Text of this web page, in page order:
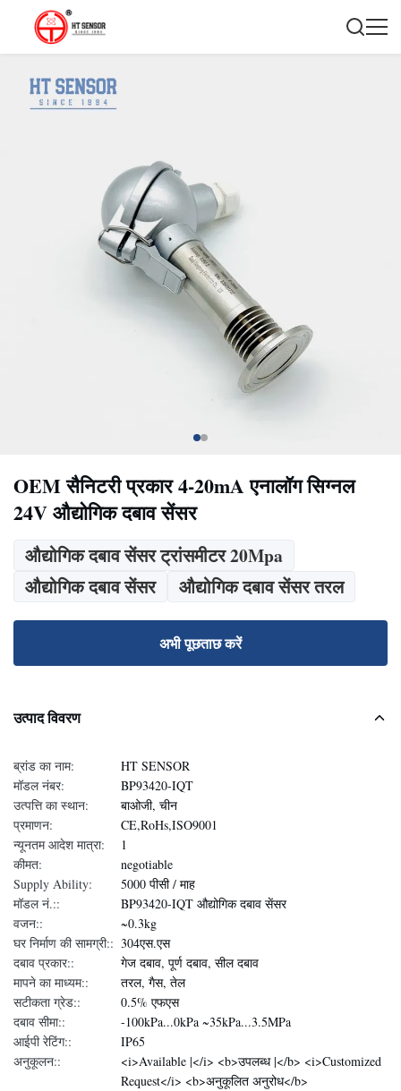
OEM सैनिटरी प्रकार 4-20mA एनालॉग सिग्नल
24V औद्योगिक दबाव सेंसर
औद्योगिक दबाव सेंसर ट्रांसमीटर 20Mpa
औद्योगिक दबाव सेंसर
औद्योगिक दबाव सेंसर तरल
अभी पूछताछ करें
उत्पाद विवरण
ब्रांड का नाम:
HT SENSOR
मॉडल नंबर:
BP93420-IQT
उत्पत्ति का स्थान:
बाओजी, चीन
प्रमाणन:
CE,RoHs,ISO9001
न्यूनतम आदेश मात्रा:
1
कीमत:
negotiable
Supply Ability:
5000 पीसी / माह
मॉडल नं.::
BP93420-IQT औद्योगिक दबाव सेंसर
वजन::
~0.3kg
घर निर्माण की सामग्री:: 304एस.एस
दबाव प्रकार::
गेज दबाव, पूर्ण दबाव, सील दबाव
मापने का माध्यम::
तरल, गैस, तेल
सटीकता ग्रेड::
0.5% एफएस
दबाव सीमा::
-100kPa...0kPa ~35kPa...3.5MPa
आईपी रेटिंग::
IP65
अनुकूलन::
<i>Available |</i> <b>उपलब्ध |</b> <i>Customized
Request</i> <b>अनुकूलित अनुरोध</b>